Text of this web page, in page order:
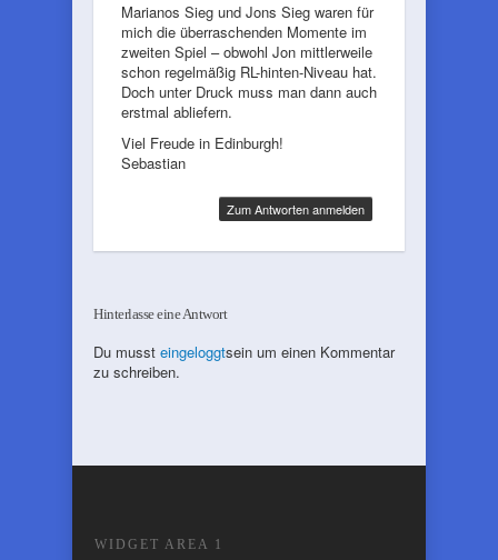
Marianos Sieg und Jons Sieg waren für
mich die überraschenden Momente im
zweiten Spiel – obwohl Jon mittlerweile
schon regelmäßig RL-hinten-Niveau hat.
Doch unter Druck muss man dann auch
erstmal abliefern.
Viel Freude in Edinburgh!
Sebastian
Zum Antworten anmelden
Hinterlasse eine Antwort
Du musst eingeloggtsein um einen Kommentar
zu schreiben.
WIDGET AREA 1